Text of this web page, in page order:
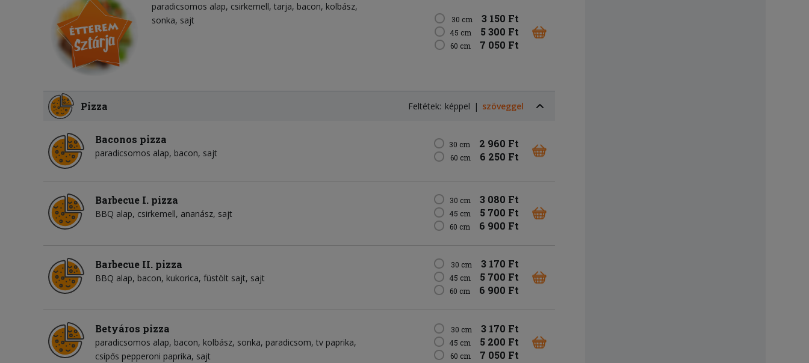
paradicsomos alap csirkemell tarja bacon kolbász
sonka sajt 30 cm 3 150 Ft
45 cm 5 300 Ft
60 cm 7 050 Ft
Pizza Feltétek: képpel szöveggel
Baconos pizza
paradicsomos alap bacon sajt
30 cm 2 960 Ft
60 cm 6 250 Ft
Barbecue I. pizza
BBQ alap csirkemell ananász sajt
30 cm 3 080 Ft
45 cm 5 700 Ft
60 cm 6 900 Ft
Barbecue II. pizza
BBQ alap bacon kukorica füstölt sajt sajt
30 cm 3 170 Ft
45 cm 5 700 Ft
60 cm 6 900 Ft
Betyáros pizza
paradicsomos alap bacon kolbász sonka paradicsom tv paprika
csípős pepperoni paprika sajt
30 cm 3 170 Ft
45 cm 5 200 Ft
60 cm 7 050 Ft